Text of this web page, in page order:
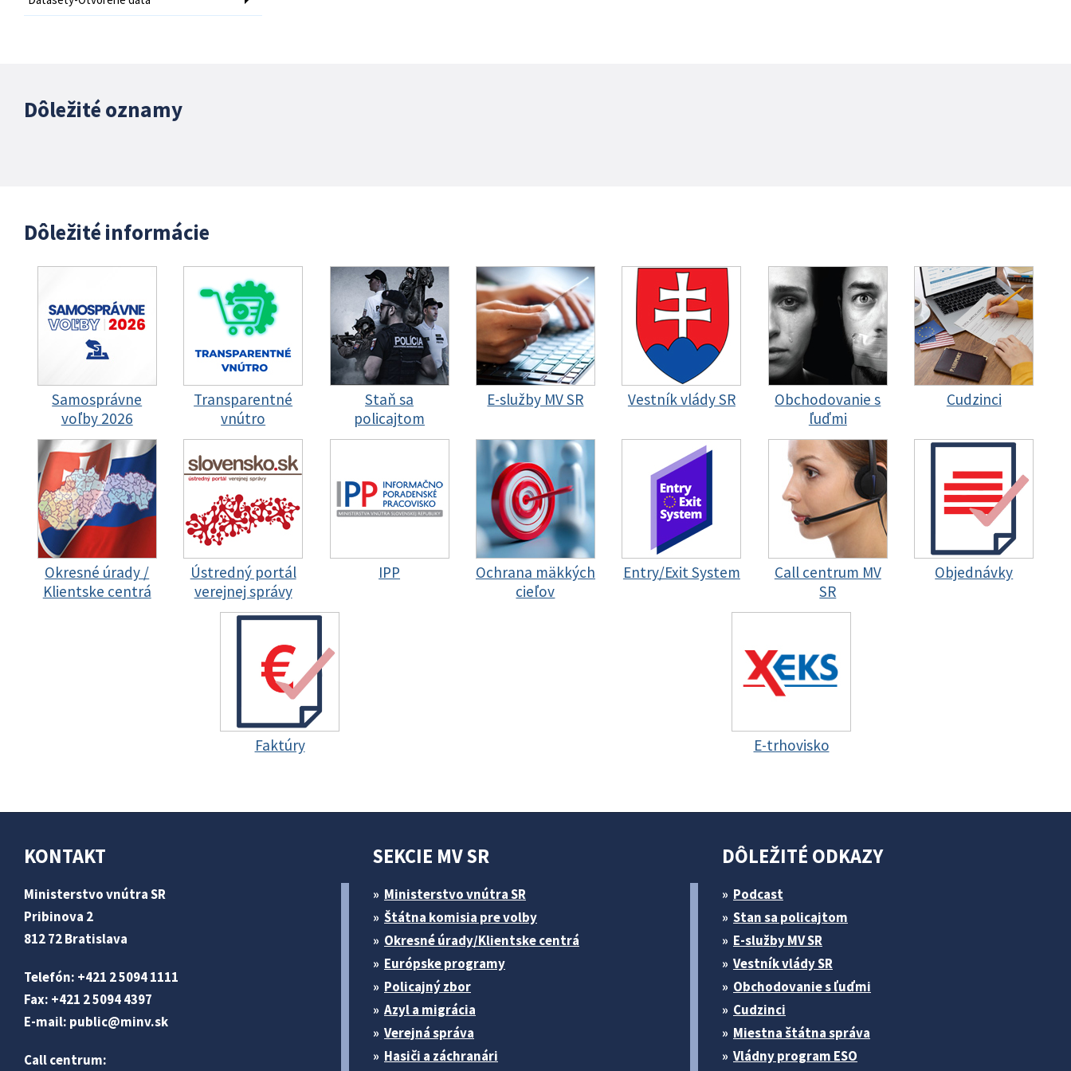
Dôležité oznamy
Dôležité informácie
Samosprávne
voľby 2026
Transparentné
vnútro
Staň sa
policajtom
E-služby MV SR Vestník vlády SR
Obchodovanie s
ľuďmi
Cudzinci
Okresné úrady /
Klientske centrá
Ústredný portál
verejnej správy
IPP
Ochrana mäkkých
cieľov
Entry/Exit System
Call centrum MV
SR
Objednávky
Faktúry E-trhovisko
KONTAKT
Ministerstvo vnútra SR
Pribinova 2
812 72 Bratislava
Telefón: +421 2 5094 1111
Fax: +421 2 5094 4397
E-mail: public@minv.sk
Call centrum:
SEKCIE MV SR
Ministerstvo vnútra SR
Štátna komisia pre volby
Okresné úrady/Klientske centrá
Európske programy
Policajný zbor
Azyl a migrácia
Verejná správa
Hasiči a záchranári
DÔLEŽITÉ ODKAZY
Podcast
Stan sa policajtom
E-služby MV SR
Vestník vlády SR
Obchodovanie s ľuďmi
Cudzinci
Miestna štátna správa
Vládny program ESO